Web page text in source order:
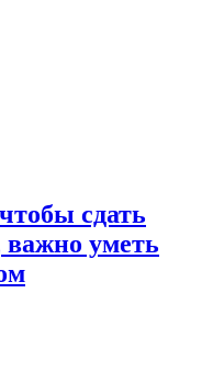
сдать
важно уметь